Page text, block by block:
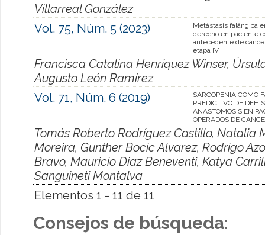
Villarreal González
Vol. 75, Núm. 5 (2023)
Metástasis falángica
derecho en paciente
antecedente de
etapa IV
Francisca Catalina Henríquez Winser,
Augusto León Ramírez
Vol. 71, Núm. 6 (2019)
SARCOPENIA COMO
PREDICTIVO DE
ANASTOMOSIS EN
OPERADOS DE
Tomás Roberto Rodríguez Castillo, Natalia
Moreira, Gunther Bocic Alvarez, Rodrigo
Bravo, Mauricio Diaz Beneventi, Katya
Sanguineti Montalva
Elementos 1 - 11 de 11
Consejos de búsqueda: